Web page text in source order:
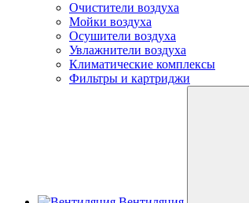
Очистители воздуха
Мойки воздуха
Осушители воздуха
Увлажнители воздуха
Климатические комплексы
Фильтры и картриджи